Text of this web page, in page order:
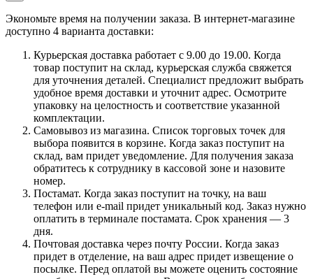
Экономьте время на получении заказа. В интернет-магазине
доступно 4 варианта доставки:
Курьерская доставка работает с 9.00 до 19.00. Когда
товар поступит на склад, курьерская служба свяжется
для уточнения деталей. Специалист предложит выбрать
удобное время доставки и уточнит адрес. Осмотрите
упаковку на целостность и соответствие указанной
комплектации.
Самовывоз из магазина. Список торговых точек для
выбора появится в корзине. Когда заказ поступит на
склад, вам придет уведомление. Для получения заказа
обратитесь к сотруднику в кассовой зоне и назовите
номер.
Постамат. Когда заказ поступит на точку, на ваш
телефон или e-mail придет уникальный код. Заказ нужно
оплатить в терминале постамата. Срок хранения — 3
дня.
Почтовая доставка через почту России. Когда заказ
придет в отделение, на ваш адрес придет извещение о
посылке. Перед оплатой вы можете оценить состояние